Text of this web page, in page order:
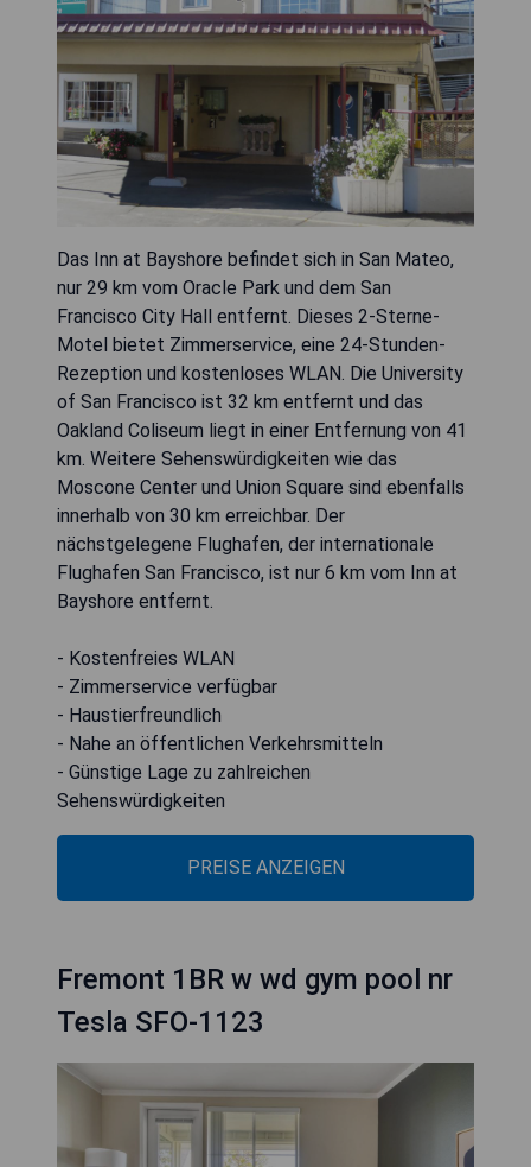
Das Inn at Bayshore befindet sich in San Mateo,
nur 29 km vom Oracle Park und dem San
Francisco City Hall entfernt. Dieses 2-Sterne-
Motel bietet Zimmerservice, eine 24-Stunden-
Rezeption und kostenloses WLAN. Die University
of San Francisco ist 32 km entfernt und das
Oakland Coliseum liegt in einer Entfernung von 41
km. Weitere Sehenswürdigkeiten wie das
Moscone Center und Union Square sind ebenfalls
innerhalb von 30 km erreichbar. Der
nächstgelegene Flughafen, der internationale
Flughafen San Francisco, ist nur 6 km vom Inn at
Bayshore entfernt.
- Kostenfreies WLAN
- Zimmerservice verfügbar
- Haustierfreundlich
- Nahe an öffentlichen Verkehrsmitteln
- Günstige Lage zu zahlreichen
Sehenswürdigkeiten
PREISE ANZEIGEN
Fremont 1BR w wd gym pool nr
Tesla SFO-1123